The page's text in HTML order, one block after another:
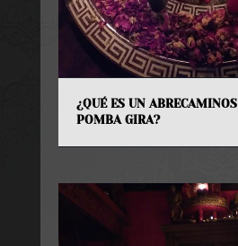
¿QUÉ ES UN ABRECAMINOS
POMBA GIRA?